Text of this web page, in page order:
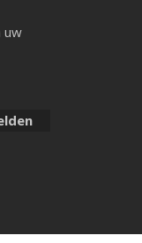
de beste!!
uw